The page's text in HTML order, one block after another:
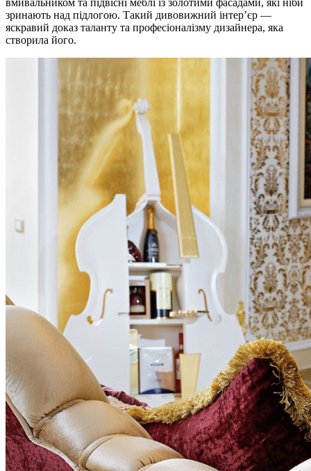
зринають над підлогою. Такий дивовижний інтер’єр —
яскравий доказ таланту та професіоналізму дизайнера, яка
створила його.